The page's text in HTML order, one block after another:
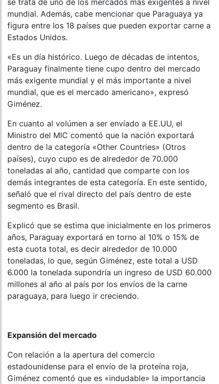
se trata de uno de los mercados más exigentes a nivel
mundial. Además, cabe mencionar que Paraguaya ya
figura entre los 18 países que pueden exportar carne a
Estados Unidos.
«Es un día histórico. Luego de décadas de intentos,
Paraguay finalmente tiene cupo dentro del mercado
más exigente mundial y el más importante a nivel
mundial, que es el mercado americano», expresó
Giménez.
En cuanto al volúmen a ser envíado a EE.UU, el
Ministro del MIC comentó que la nación exportará
dentro de la categoría «Other Countries» (Otros
países), cuyo cupo es de alrededor de 70.000
toneladas al año, cantidad que comparte con los
demás integrantes de esta categoría. En este sentido,
señaló que el rival directo del país dentro de este
segmento es Brasil.
Explicó que se estima que inicialmente en los primeros
años, Paraguay exportará en torno al 10% o 15% de
esta cuota total, es decir alrededor de 10.000
toneladas, lo que, según Giménez, este total a USD
6.000 la tonelada supondría un ingreso de USD 60.000
millones al año al país por los envíos de la carne
paraguaya, para luego ir creciendo.
Expansión del mercado
Con relación a la apertura del comercio
estadounidense para el envío de la proteína roja,
Giménez comentó que es «indudable» la importancia